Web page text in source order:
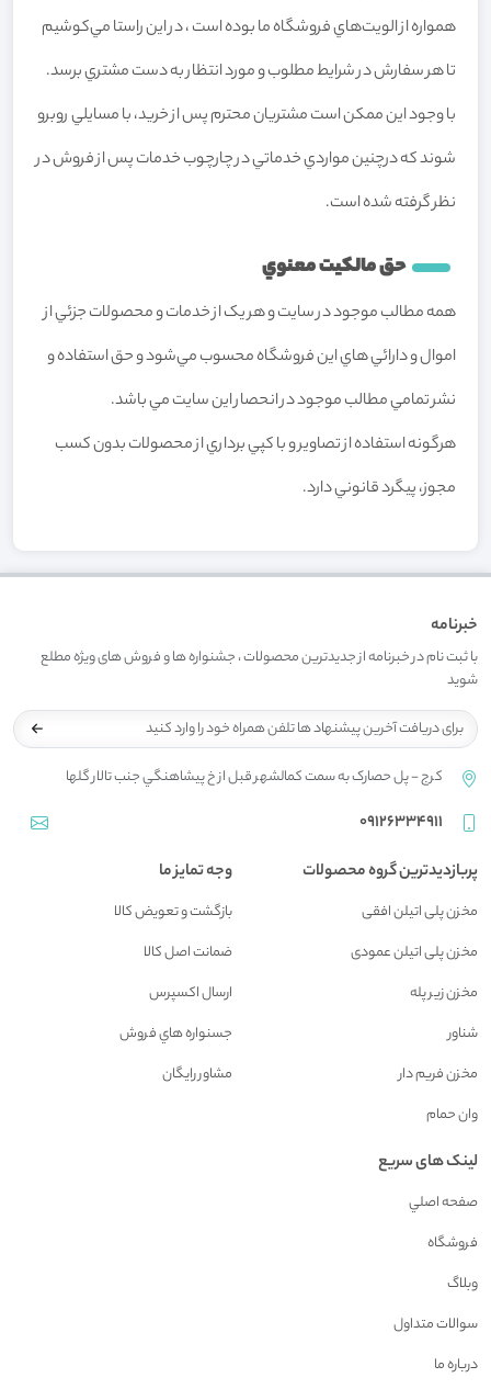
همواره از الويت‏‌هاي فروشگاه ما بوده است ، در اين راستا مي‏‌کوشيم
تا هر سفارش در شرايط مطلوب و مورد انتظار به دست مشتري برسد.
با وجود اين ممکن است مشتريان محترم پس از خريد، با مسايلي روبرو
شوند که درچنين مواردي خدماتي در چارچوب خدمات پس از فروش در
نظر گرفته شده است.
حق مالکيت معنوي
همه مطالب موجود در سايت و هر يک از خدمات و محصولات جزئي از
اموال و دارائي هاي اين فروشگاه محسوب مي‏‌شود و حق استفاده و
نشر تمامي مطالب موجود در انحصار اين سايت مي باشد.
هرگونه استفاده از تصاوير و با کپي برداري از محصولات بدون کسب
مجوز، پيگرد قانوني دارد.
خبرنامه
با ثبت نام در خبرنامه از جدیدترین محصولات ، جشنواره ها و فروش های ویژه مطلع
شوید
کرج - پل حصارک به سمت کمالشهر قبل از خ پيشاهنگي جنب تالار گلها
09126334911
پربازدیدترین گروه محصولات
مخزن پلی اتیلن افقی
مخزن پلی اتیلن عمودی
مخزن زیر پله
شناور
مخزن فريم دار
وان حمام
وجه تمایز ما
بازگشت و تعويض کالا
ضمانت اصل کالا
ارسال اکسپرس
جسنواره هاي فروش
مشاور رايگان
لینک های سریع
صفحه اصلي
فروشگاه
وبلاگ
سوالات متداول
درباره ما